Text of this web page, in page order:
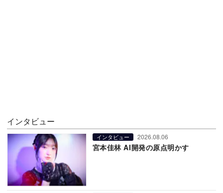
インタビュー
インタビュー 2026.08.06
宮本佳林 AI開発の原点明かす